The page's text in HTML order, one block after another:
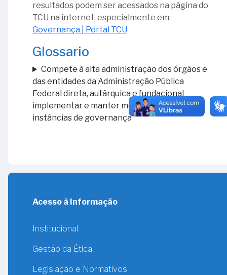
resultados podem ser acessados na página do
TCU na internet, especialmente em:
Governança | Portal TCU
Glossario
Compete à alta administração dos órgãos e
das entidades da Administração Pública
Federal direta, autárquica e fundacional
implementar e manter mecanismos e
instâncias de governança
Acesso à Informação
Institucional
Gestão da Ética
Legislação e Normativos